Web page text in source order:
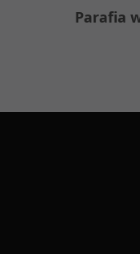
Parafia